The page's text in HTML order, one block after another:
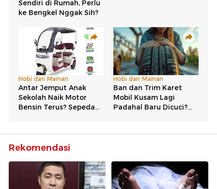
Rekomendasi